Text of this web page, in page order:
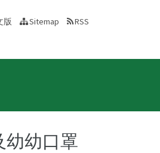
版 Sitemap RSS
幼幼口罩